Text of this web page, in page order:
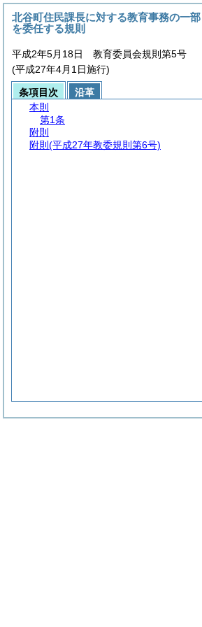
北谷町住民課長に対する教育事務の一部
を委任する規則
平成2年5月18日 教育委員会規則第5号
(平成27年4月1日施行)
条項目次
沿革
本則
第1条
附則
附則 (平成27年教委規則第6号)